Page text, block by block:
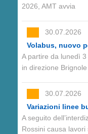
2026, AMT avvia
30.07.2026
Volabus, nuovo
A partire da lunedì
in direzione
30.07.2026
Variazioni linee
A seguito
Rossini causa